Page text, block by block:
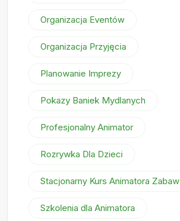
Organizacja Eventów
Organizacja Przyjęcia
Planowanie Imprezy
Pokazy Baniek Mydlanych
Profesjonalny Animator
Rozrywka Dla Dzieci
Stacjonarny Kurs Animatora Zabaw
Szkolenia dla Animatora